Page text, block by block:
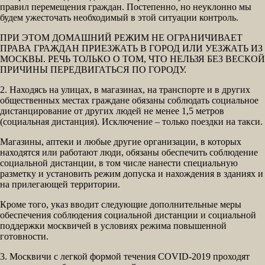
правил перемещения граждан. Постепенно, но неуклонно мы
будем ужесточать необходимый в этой ситуации контроль.
ПРИ ЭТОМ ДОМАШНИЙ РЕЖИМ НЕ ОГРАНИЧИВАЕТ
ПРАВА ГРАЖДАН ПРИЕЗЖАТЬ В ГОРОД ИЛИ УЕЗЖАТЬ ИЗ
МОСКВЫ. РЕЧЬ ТОЛЬКО О ТОМ, ЧТО НЕЛЬЗЯ БЕЗ ВЕСКОЙ
ПРИЧИНЫ ПЕРЕДВИГАТЬСЯ ПО ГОРОДУ.
2. Находясь на улицах, в магазинах, на транспорте и в других
общественных местах граждане обязаны соблюдать социальное
дистанцирование от других людей не менее 1,5 метров
(социальная дистанция). Исключение – только поездки на такси.
Магазины, аптеки и любые другие организации, в которых
находятся или работают люди, обязаны обеспечить соблюдение
социальной дистанции, в том числе нанести специальную
разметку и установить режим допуска и нахождения в зданиях и
на прилегающей территории.
Кроме того, указ вводит следующие дополнительные меры
обеспечения соблюдения социальной дистанции и социальной
поддержки москвичей в условиях режима повышенной
готовности.
3. Москвичи с легкой формой течения COVID-2019 проходят